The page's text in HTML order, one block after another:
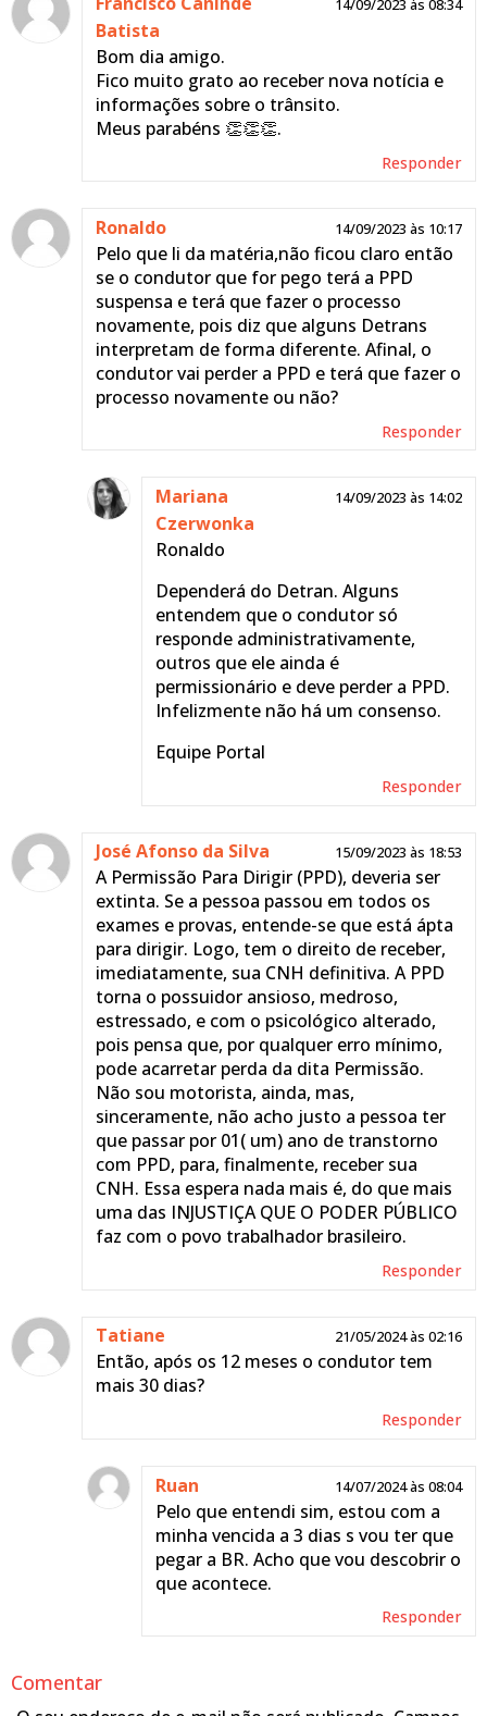
Batista
14/09/2023 às 08:34
Bom dia amigo.
Fico muito grato ao receber nova notícia e
informações sobre o trânsito.
Meus parabéns 👏👏👏.
Responder
Ronaldo 14/09/2023 às 10:17
Pelo que li da matéria,não ficou claro então
se o condutor que for pego terá a PPD
suspensa e terá que fazer o processo
novamente, pois diz que alguns Detrans
interpretam de forma diferente. Afinal, o
condutor vai perder a PPD e terá que fazer o
processo novamente ou não?
Responder
Mariana
Czerwonka
14/09/2023 às 14:02
Ronaldo
Dependerá do Detran. Alguns
entendem que o condutor só
responde administrativamente,
outros que ele ainda é
permissionário e deve perder a PPD.
Infelizmente não há um consenso.
Equipe Portal
Responder
José Afonso da Silva 15/09/2023 às 18:53
A Permissão Para Dirigir (PPD), deveria ser
extinta. Se a pessoa passou em todos os
exames e provas, entende-se que está ápta
para dirigir. Logo, tem o direito de receber,
imediatamente, sua CNH definitiva. A PPD
torna o possuidor ansioso, medroso,
estressado, e com o psicológico alterado,
pois pensa que, por qualquer erro mínimo,
pode acarretar perda da dita Permissão.
Não sou motorista, ainda, mas,
sinceramente, não acho justo a pessoa ter
que passar por 01( um) ano de transtorno
com PPD, para, finalmente, receber sua
CNH. Essa espera nada mais é, do que mais
uma das INJUSTIÇA QUE O PODER PÚBLICO
faz com o povo trabalhador brasileiro.
Responder
Tatiane 21/05/2024 às 02:16
Então, após os 12 meses o condutor tem
mais 30 dias?
Responder
Ruan 14/07/2024 às 08:04
Pelo que entendi sim, estou com a
minha vencida a 3 dias s vou ter que
pegar a BR. Acho que vou descobrir o
que acontece.
Responder
Comentar